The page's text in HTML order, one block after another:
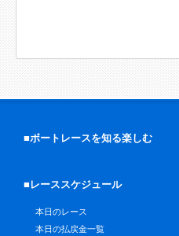
■ボートレースを知る楽しむ
■レーススケジュール
本日のレース
本日の払戻金一覧